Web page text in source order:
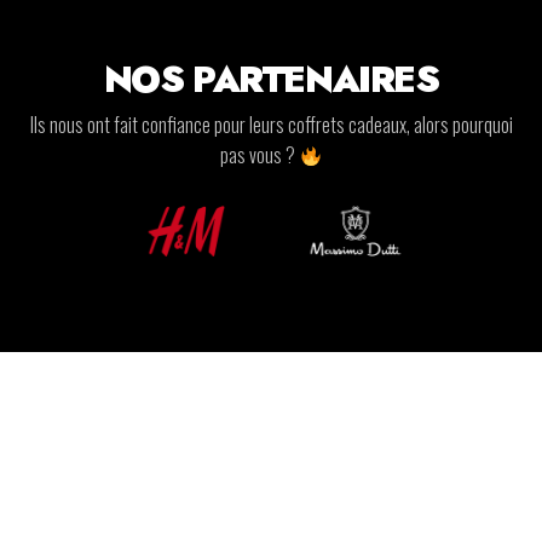
NOS PARTENAIRES
Ils nous ont fait confiance pour leurs coffrets cadeaux, alors pourquoi
pas vous ?